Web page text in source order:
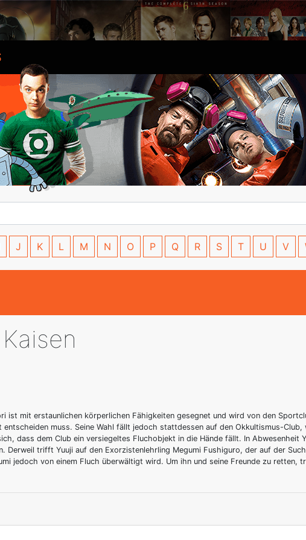
J K L M N O P Q R S T U V
ist mit erstaunlichen körperlichen Fähigkeiten gesegnet und wird von den
entscheiden muss. Seine Wahl fällt jedoch stattdessen auf den Okkultismus-
dass dem Club ein versiegeltes Fluchobjekt in die Hände fällt. In Abwesenheit
Derweil trifft Yuuji auf den Exorzistenlehrling Megumi Fushiguro, der auf der
jedoch von einem Fluch überwältigt wird. Um ihn und seine Freunde zu